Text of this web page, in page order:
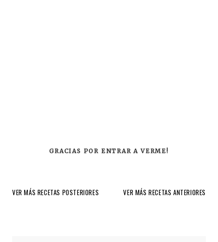
GRACIAS POR ENTRAR A VERME!
VER MÁS RECETAS POSTERIORES VER MÁS RECETAS ANTERIORES